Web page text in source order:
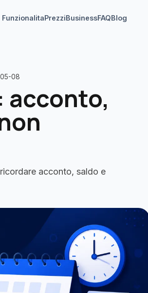
FunzionalitaPrezziBusinessFAQBlog
08
acconto,
acconto, saldo e